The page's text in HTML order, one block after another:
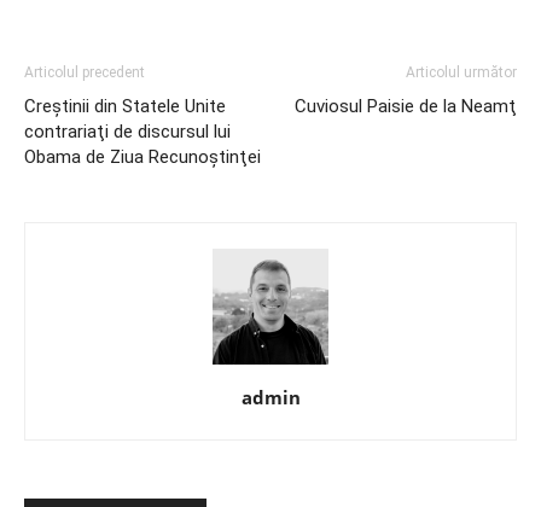
Articolul precedent
Creştinii din Statele Unite
contrariaţi de discursul lui
Obama de Ziua Recunoştinţei
Articolul următor
Cuviosul Paisie de la Neamţ
admin